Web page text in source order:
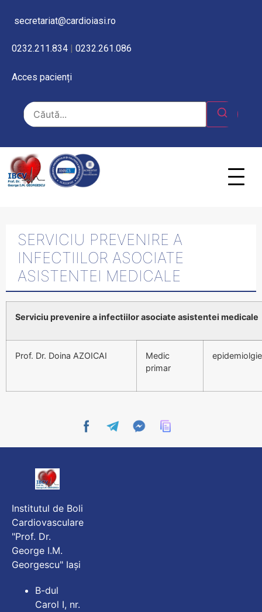
secretariat@cardioiasi.ro
0232.211.834 0232.261.086
Acces pacienți
SERVICIU PREVENIRE A
INFECTIILOR ASOCIATE
ASISTENTEI MEDICALE
Serviciu prevenire a infectiilor asociate asistentei medicale
Prof. Dr. Doina AZOICAI
Medic
primar
epidemiolgie
Institutul de Boli
Cardiovasculare
"Prof. Dr.
George I.M.
Georgescu" Iași
B-dul
Carol I, nr.